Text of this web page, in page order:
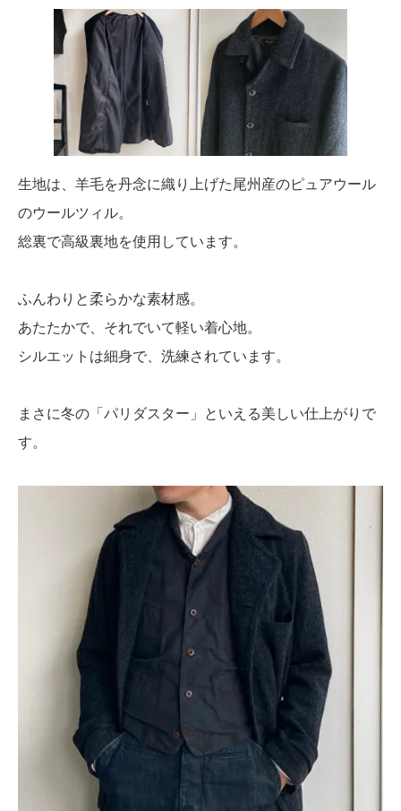
生地は、羊毛を丹念に織り上げた尾州産のピュアウール
のウールツィル。
総裏で高級裏地を使用しています。
ふんわりと柔らかな素材感。
あたたかで、それでいて軽い着心地。
シルエットは細身で、洗練されています。
まさに冬の「パリダスター」といえる美しい仕上がりで
す。